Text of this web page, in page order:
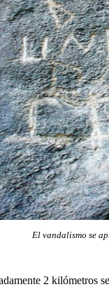
El vandalismo se
2 kilómetros